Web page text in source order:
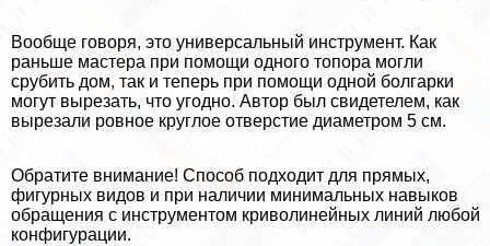
Вообще говоря, это универсальный инструмент. Как
раньше мастера при помощи одного топора могли
срубить дом, так и теперь при помощи одной болгарки
могут вырезать, что угодно. Автор был свидетелем, как
вырезали ровное круглое отверстие диаметром 5 см.
Обратите внимание! Способ подходит для прямых,
фигурных видов и при наличии минимальных навыков
обращения с инструментом криволинейных линий любой
конфигурации.